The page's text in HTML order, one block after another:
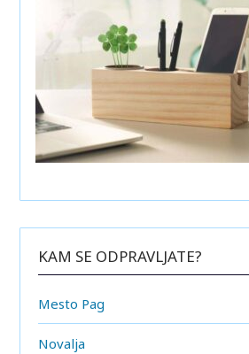
KAM SE ODPRAVLJATE?
Mesto Pag
Novalja